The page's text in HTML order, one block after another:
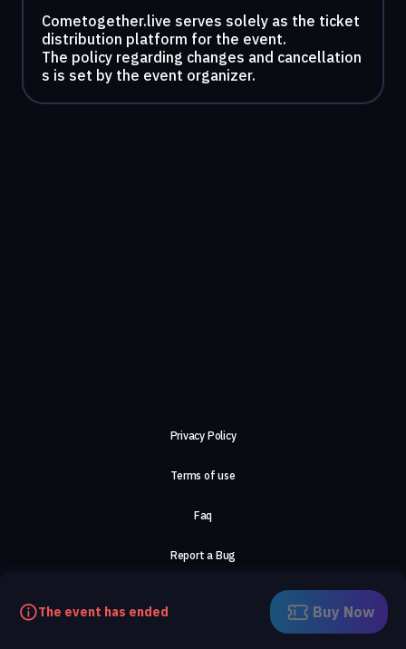
Cometogether.live serves solely as the ticket
distribution platform for the event.
The policy regarding changes and cancellation
s is set by the event organizer.
The event has ended Buy Now
Privacy Policy
Terms of use
Faq
Report a Bug